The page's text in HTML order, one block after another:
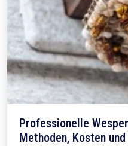
Professionelle
Methoden, Kosten